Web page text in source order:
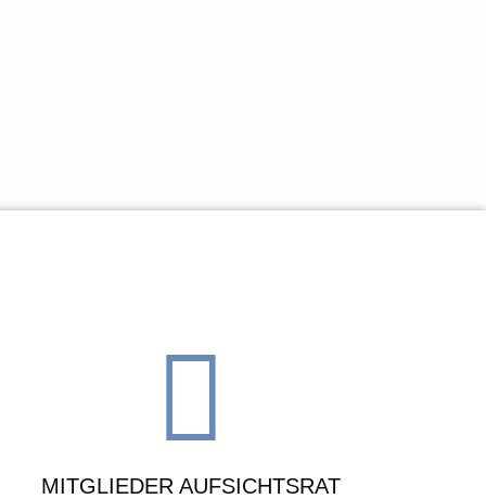
MITGLIEDER AUFSICHTSRAT